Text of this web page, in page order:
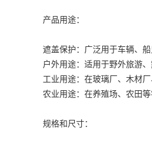
产品用途：
遮盖保护：广泛用于车辆、
户外用途：适用于野外旅游
工业用途：在玻璃厂、木材
农业用途：在养殖场、农田
规格和尺寸：